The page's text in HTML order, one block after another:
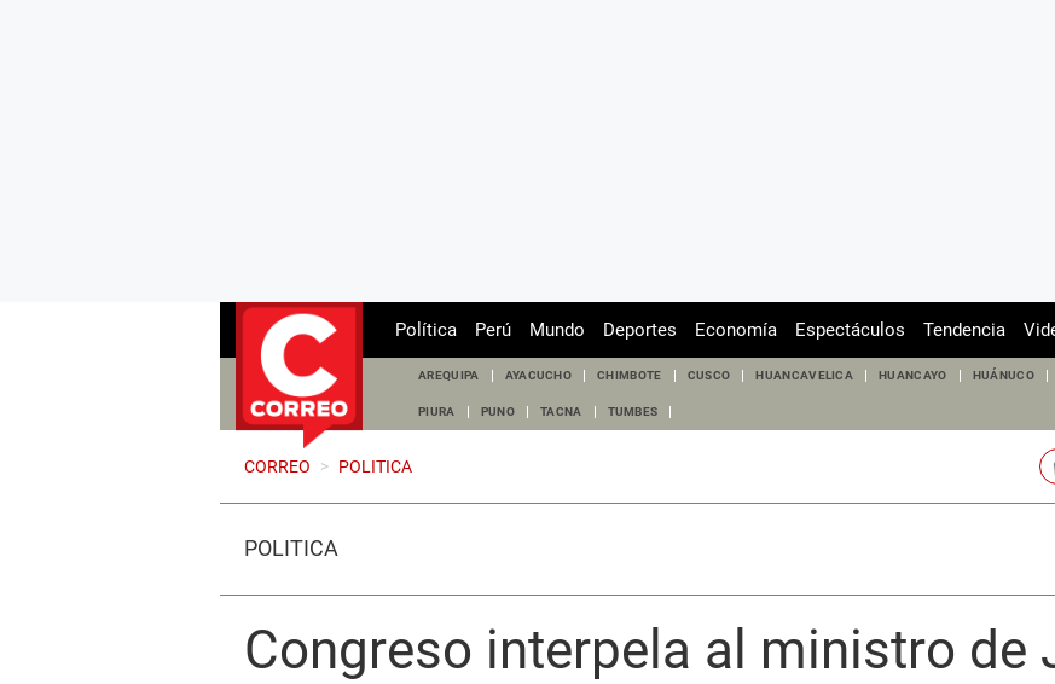
Política Perú Mundo Deportes Economía Espectáculos Tendencia
AREQUIPA AYACUCHO CHIMBOTE CUSCO HUANCAVELICA HUANCAYO HUÁNUCO
PIURA PUNO TACNA TUMBES
CORREO > POLITICA
POLÍTICA
Congreso interpela al ministro de